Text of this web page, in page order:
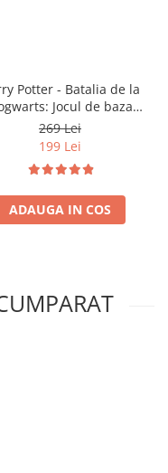
Potter - Batalia de la
Jocul de baza
(RO)
269 Lei
199 Lei
ADAUGA IN COS